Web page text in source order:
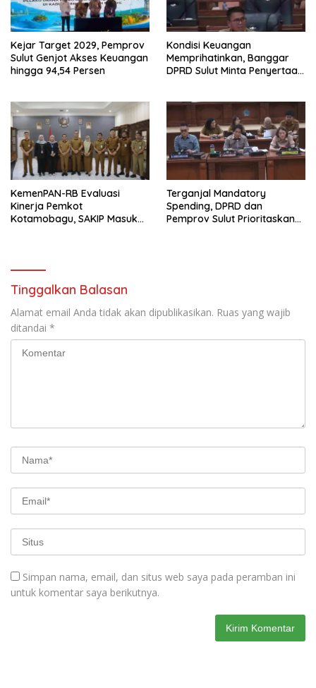
Kejar Target 2029, Pemprov
Sulut Genjot Akses Keuangan
hingga 94,54 Persen
Kondisi Keuangan
Memprihatinkan, Banggar
DPRD Sulut Minta Penyertaan
KemenPAN-RB Evaluasi
Kinerja Pemkot
Kotamobagu, SAKIP Masuk
Terganjal Mandatory
Spending, DPRD dan
Pemprov Sulut Prioritaskan
Tinggalkan Balasan
Alamat email Anda tidak akan dipublikasikan. Ruas yang wajib
ditandai *
Simpan nama, email, dan situs web saya pada peramban ini
untuk komentar saya berikutnya.